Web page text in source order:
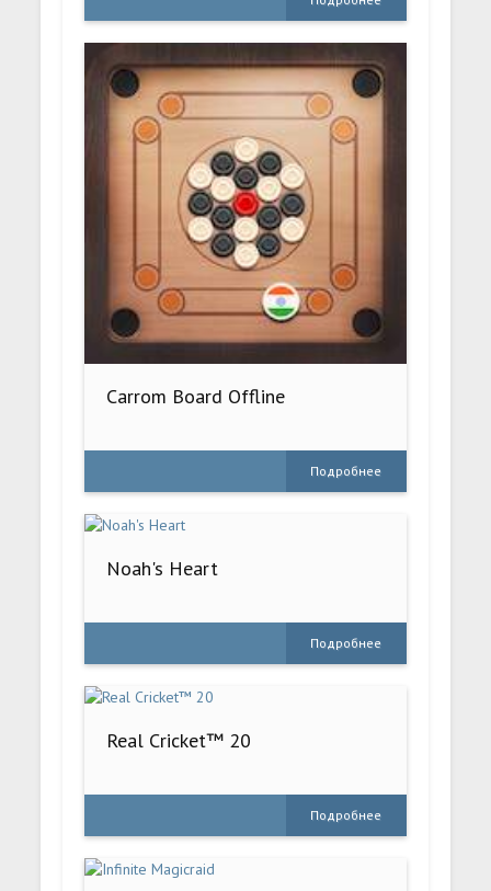
Carrom Board Offline
Подробнее
Noah's Heart
Подробнее
Real Cricket™ 20
Подробнее